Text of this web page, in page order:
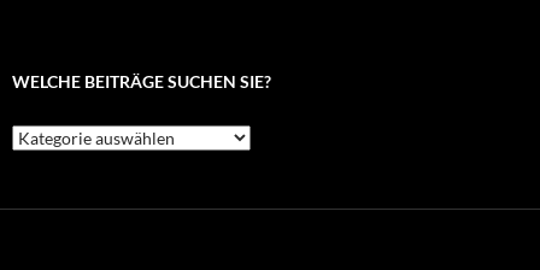
WELCHE BEITRÄGE SUCHEN SIE?
Welche
Beiträge